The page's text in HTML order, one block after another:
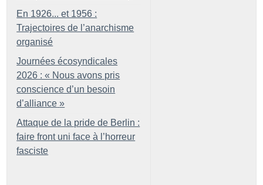
En 1926... et 1956 :
Trajectoires de l’anarchisme
organisé
Journées écosyndicales
2026 : « Nous avons pris
conscience d’un besoin
d’alliance »
Attaque de la pride de Berlin :
faire front uni face à l’horreur
fasciste